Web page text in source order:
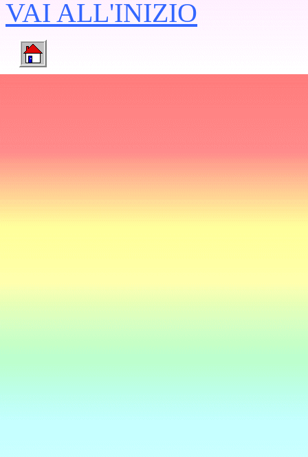
VAI ALL'INIZIO